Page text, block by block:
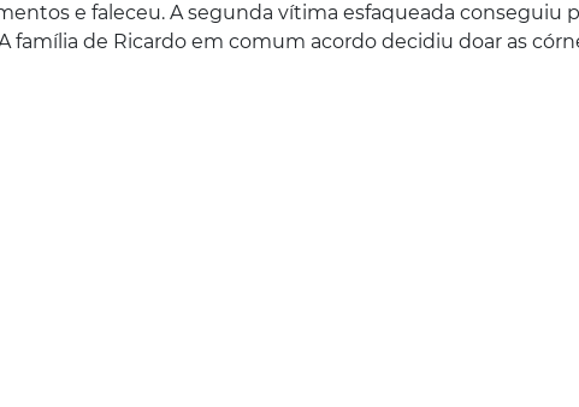
e faleceu. A segunda vítima esfaqueada conseguiu
família de Ricardo em comum acordo decidiu doar as